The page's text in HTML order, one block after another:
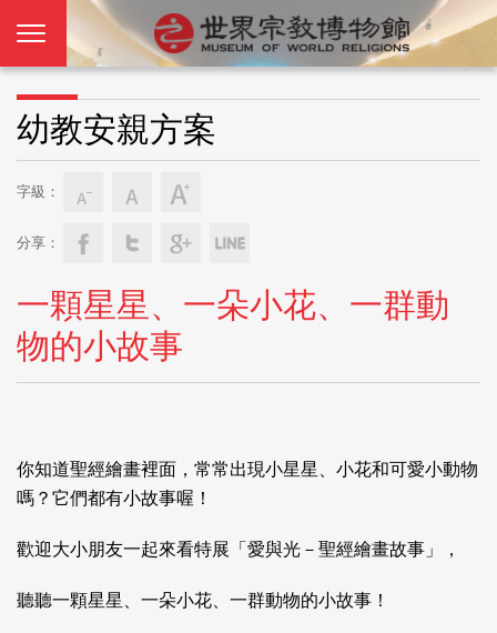
幼教安親方案
字級：
分享：
一顆星星、一朵小花、一群動
物的小故事
你知道聖經繪畫裡面，常常出現小星星、小花和可愛小動物
嗎？它們都有小故事喔！
歡迎大小朋友一起來看特展「愛與光－聖經繪畫故事」，
聽聽一顆星星、一朵小花、一群動物的小故事！